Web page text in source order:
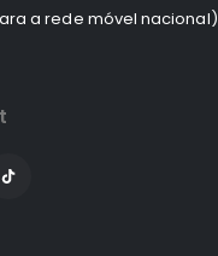
a rede móvel nacional)